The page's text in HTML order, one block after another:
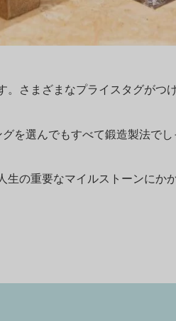
さまざまなプライスタグが
を選んでもすべて鍛造製法で
の重要なマイルストーンに